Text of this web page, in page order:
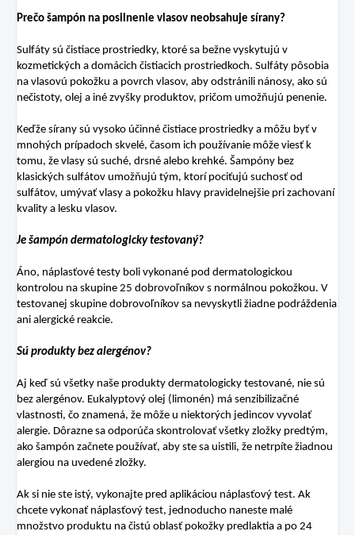
Prečo šampón na posilnenie vlasov neobsahuje sírany?
Sulfáty sú čistiace prostriedky, ktoré sa bežne vyskytujú v
kozmetických a domácich čistiacich prostriedkoch. Sulfáty pôsobia
na vlasovú pokožku a povrch vlasov, aby odstránili nánosy, ako sú
nečistoty, olej a iné zvyšky produktov, pričom umožňujú penenie.
Keďže sírany sú vysoko účinné čistiace prostriedky a môžu byť v
mnohých prípadoch skvelé, časom ich používanie môže viesť k
tomu, že vlasy sú suché, drsné alebo krehké. Šampóny bez
klasických sulfátov umožňujú tým, ktorí pociťujú suchosť od
sulfátov, umývať vlasy a pokožku hlavy pravidelnejšie pri zachovaní
kvality a lesku vlasov.
Je šampón dermatologicky testovaný?
Áno, náplasťové testy boli vykonané pod dermatologickou
kontrolou na skupine 25 dobrovoľníkov s normálnou pokožkou. V
testovanej skupine dobrovoľníkov sa nevyskytli žiadne podráždenia
ani alergické reakcie.
Sú produkty bez alergénov?
Aj keď sú všetky naše produkty dermatologicky testované, nie sú
bez alergénov. Eukalyptový olej (limonén) má senzibilizačné
vlastnosti, čo znamená, že môže u niektorých jedincov vyvolať
alergie. Dôrazne sa odporúča skontrolovať všetky zložky predtým,
ako šampón začnete používať, aby ste sa uistili, že netrpíte žiadnou
alergiou na uvedené zložky.
Ak si nie ste istý, vykonajte pred aplikáciou náplasťový test. Ak
chcete vykonať náplasťový test, jednoducho naneste malé
množstvo produktu na čistú oblasť pokožky predlaktia a po 24